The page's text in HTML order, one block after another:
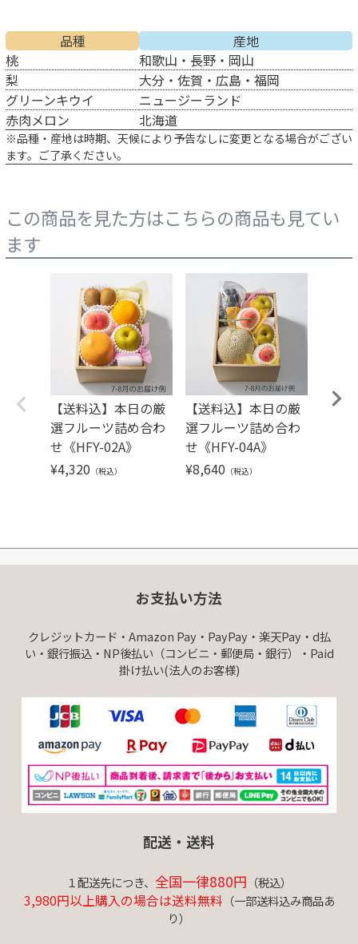
品種
産地
桃
和歌山・長野・岡山
梨
大分・佐賀・広島・福岡
グリーンキウイ
ニュージーランド
赤肉メロン
北海道
※品種・産地は時期、天候により予告なしに変更となる場合がござい
ます。ご了承ください。
この商品を見た方はこちらの商品も見てい
ます
【送料込】本日の厳
選フルーツ詰め合わ
せ《HFY-02A》
¥4,320 （税込）
【送料込】本日の厳
選フルーツ詰め合わ
せ《HFY-04A》
¥8,640 （税込）
【送
お支払い方法
クレジットカード・Amazon Pay・PayPay・楽天Pay・d払
い・銀行振込・NP後払い（コンビニ・郵便局・銀行）・Paid
掛け払い(法人のお客様)
配送・送料
１配送先につき、 全国一律880円 （税込）
3,980円以上購入の場合は送料無料 （一部送料込み商品あ
り）